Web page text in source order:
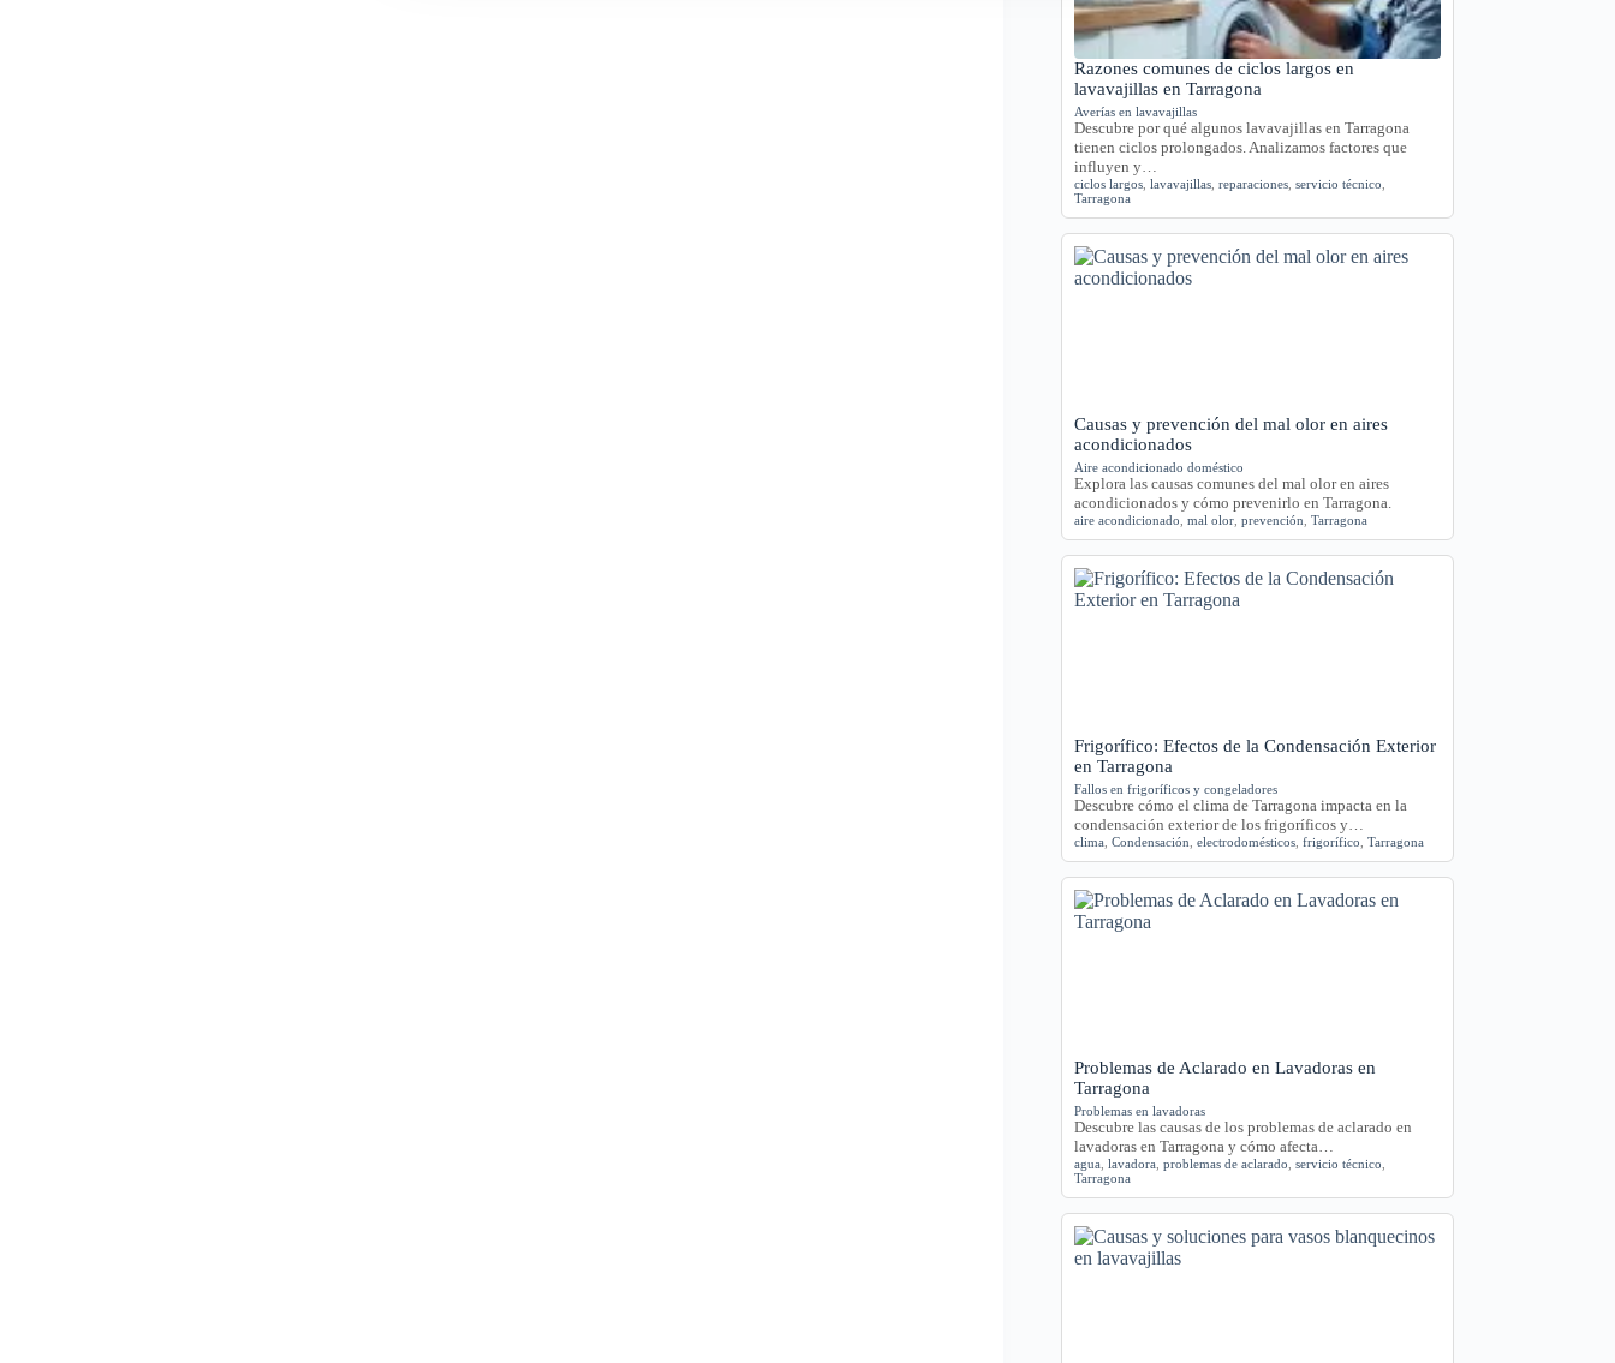
Razones comunes de ciclos largos en
lavavajillas en Tarragona
Averías en lavavajillas
Descubre por qué algunos lavavajillas en Tarragona
tienen ciclos prolongados. Analizamos factores que
influyen y…
ciclos largos ,lavavajillas ,reparaciones ,servicio técnico
Tarragona
Causas y prevención del mal olor en aires
acondicionados
Aire acondicionado doméstico
Explora las causas comunes del mal olor en aires
acondicionados y cómo prevenirlo en Tarragona.
aire acondicionado ,mal olor ,prevención ,Tarragona
Frigorífico: Efectos de la Condensación Exterior
en Tarragona
Fallos en frigoríficos y congeladores
Descubre cómo el clima de Tarragona impacta en la
condensación exterior de los frigoríficos y…
clima ,Condensación ,electrodomésticos ,frigorífico ,Tarragona
Problemas de Aclarado en Lavadoras en
Tarragona
Problemas en lavadoras
Descubre las causas de los problemas de aclarado en
lavadoras en Tarragona y cómo afecta…
agua ,lavadora ,problemas de aclarado ,servicio técnico
Tarragona